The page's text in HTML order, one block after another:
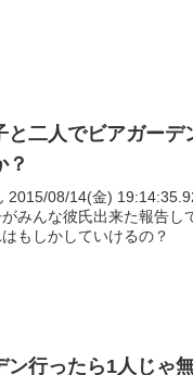
と二人でビアガーデ
？
2015/08/14(金)
みんな彼氏出来た報告し
もしかしていけるの？
ン行ったら1人じゃ